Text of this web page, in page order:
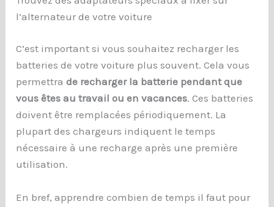
l’alternateur de votre voiture
C’est important si vous souhaitez recharger les
batteries de votre voiture plus souvent. Cela vous
permettrade recharger la batterie pendant que
vous êtes au travail ou en vacances. Ces batteries
doivent être remplacées périodiquement. La
plupart des chargeurs indiquent le temps
nécessaire à une recharge après une première
utilisation.
En bref, apprendre combien de temps il faut pour